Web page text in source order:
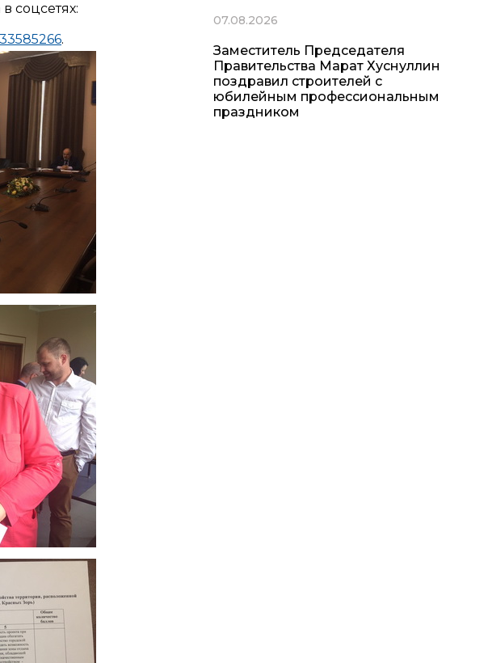
соцсетях:
.
07.08.2026
Заместитель Председателя
Правительства Марат Хуснуллин
поздравил строителей с
юбилейным профессиональным
праздником